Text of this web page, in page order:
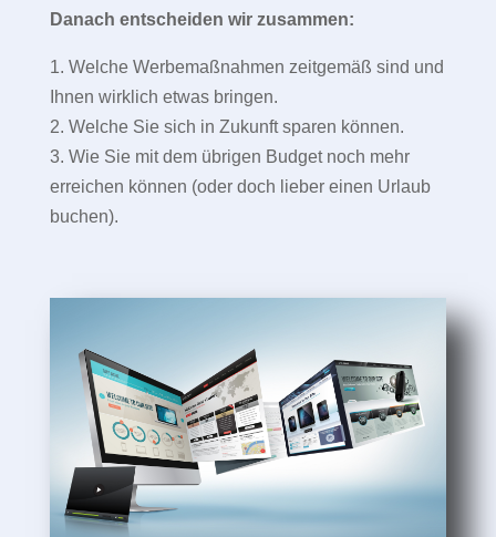
Danach entscheiden wir zusammen:
1. Welche Werbemaßnahmen zeitgemäß sind und
Ihnen wirklich etwas bringen.
2. Welche Sie sich in Zukunft sparen können.
3. Wie Sie mit dem übrigen Budget noch mehr
erreichen können (oder doch lieber einen Urlaub
buchen).